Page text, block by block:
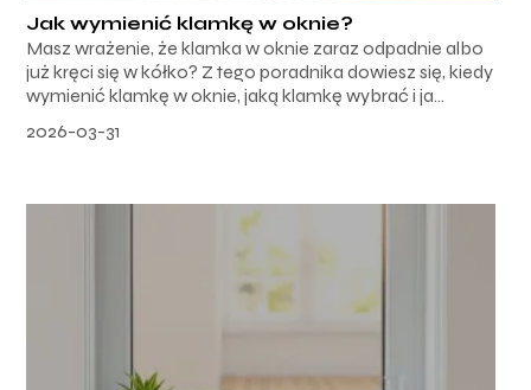
Jak wymienić klamkę w oknie?
Masz wrażenie, że klamka w oknie zaraz odpadnie albo
już kręci się w kółko? Z tego poradnika dowiesz się, kiedy
wymienić klamkę w oknie, jaką klamkę wybrać i ja...
2026-03-31